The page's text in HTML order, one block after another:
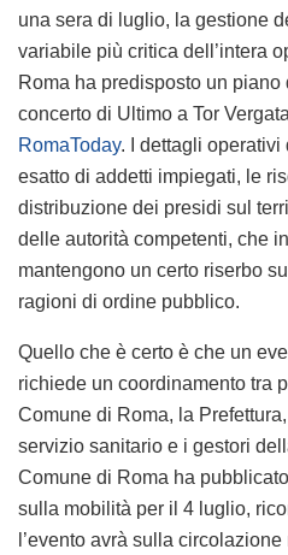
una sera di luglio, la gestione
variabile più critica dell’intera
Roma ha predisposto un piano
concerto di Ultimo a Tor
RomaToday. I dettagli
esatto di addetti impiegati, le
distribuzione dei presidi sul
delle autorità competenti, che
mantengono un certo riserbo
ragioni di ordine pubblico.
Quello che è certo è che un
richiede un coordinamento tra
Comune di Roma, la
servizio sanitario e i gestori
Comune di Roma ha
sulla mobilità per il 4 luglio,
l’evento avrà sulla